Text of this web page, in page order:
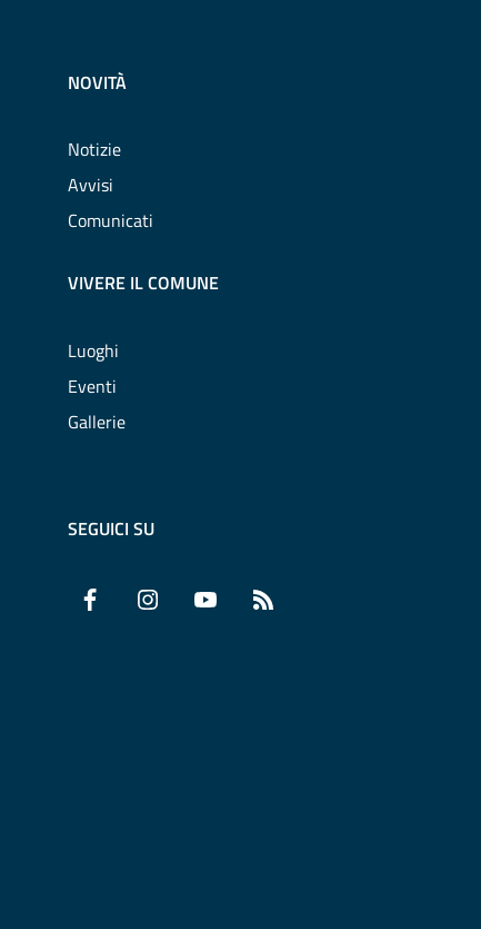
NOVITÀ
Notizie
Avvisi
Comunicati
VIVERE IL COMUNE
Luoghi
Eventi
Gallerie
SEGUICI SU
Facebook InstagramYouTube